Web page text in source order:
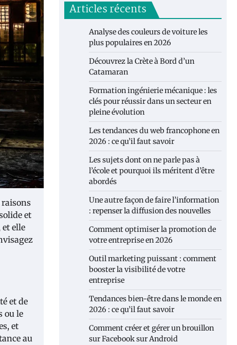
raisons
et
elle
et de
ou le
et
au
Articles récents
Analyse des couleurs de voiture les
plus populaires en 2026
Découvrez la Crète à Bord d’un
Catamaran
Formation ingénierie mécanique : les
clés pour réussir dans un secteur en
pleine évolution
Les tendances du web francophone en
2026 : ce qu’il faut savoir
Les sujets dont on ne parle pas à
l’école et pourquoi ils méritent d’être
abordés
Une autre façon de faire l’information
: repenser la diffusion des nouvelles
Comment optimiser la promotion de
votre entreprise en 2026
Outil marketing puissant : comment
booster la visibilité de votre
entreprise
Tendances bien-être dans le monde en
2026 : ce qu’il faut savoir
Comment créer et gérer un brouillon
sur Facebook sur Android